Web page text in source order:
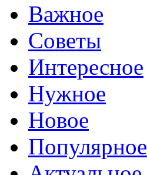
Важное
Советы
Интересное
Нужное
Новое
Популярное